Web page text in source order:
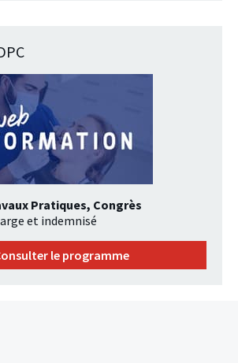
Pratiques, Congrès
et indemnisé
le programme